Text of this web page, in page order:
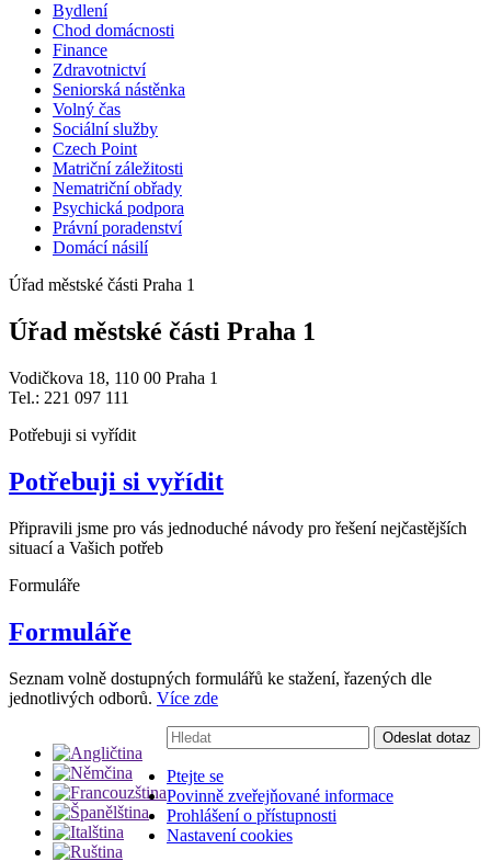
Bydlení
Chod domácnosti
Finance
Zdravotnictví
Seniorská nástěnka
Volný čas
Sociální služby
Czech Point
Matriční záležitosti
Nematriční obřady
Psychická podpora
Právní poradenství
Domácí násilí
Úřad městské části Praha 1
Úřad městské části Praha 1
Vodičkova 18, 110 00 Praha 1
Tel.: 221 097 111
Potřebuji si vyřídit
Potřebuji si vyřídit
Připravili jsme pro vás jednoduché návody pro řešení nejčastějších
situací a Vašich potřeb
Formuláře
Formuláře
Seznam volně dostupných formulářů ke stažení, řazených dle
jednotlivých odborů. Více zde
Vyhledávání:
Odeslat dotaz
Ptejte se
Povinně zveřejňované informace
Prohlášení o přístupnosti
Nastavení cookies